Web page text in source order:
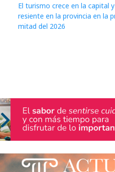
El turismo crece en la capital
resiente en la provincia en la
mitad del 2026